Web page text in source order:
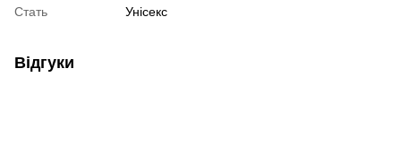
Стать
Унісекс
Відгуки